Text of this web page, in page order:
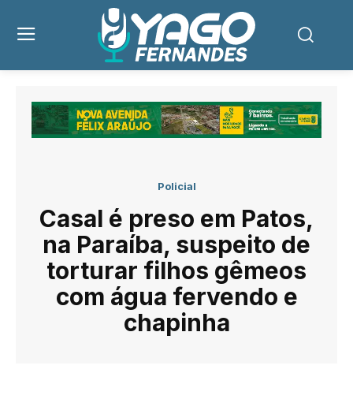
Policial
Casal é preso em Patos,
na Paraíba, suspeito de
torturar filhos gêmeos
com água fervendo e
chapinha